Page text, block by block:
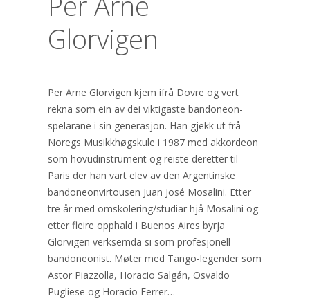
Glorvigen
Per Arne Glorvigen kjem ifrå Dovre og vert
rekna som ein av dei viktigaste bandoneon-
spelarane i sin generasjon. Han gjekk ut frå
Noregs Musikkhøgskule i 1987 med akkordeon
som hovudinstrument og reiste deretter til
Paris der han vart elev av den Argentinske
bandoneonvirtousen Juan José Mosalini. Etter
tre år med omskolering/studiar hjå Mosalini og
etter fleire opphald i Buenos Aires byrja
Glorvigen verksemda si som profesjonell
bandoneonist. Møter med Tango-legender som
Astor Piazzolla, Horacio Salgán, Osvaldo
Pugliese og Horacio Ferrer…